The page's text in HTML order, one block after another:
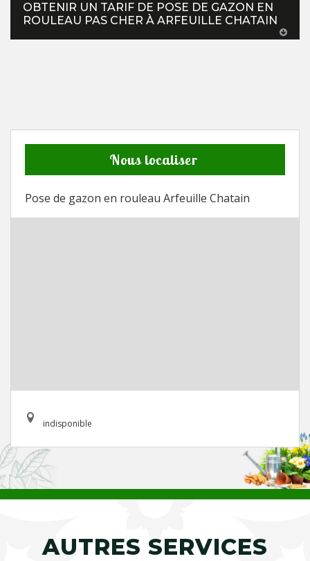
OBTENIR UN TARIF DE POSE DE GAZON EN
ROULEAU PAS CHER À ARFEUILLE CHATAIN
Nous localiser
Pose de gazon en rouleau Arfeuille Chatain
indisponible
AUTRES SERVICES